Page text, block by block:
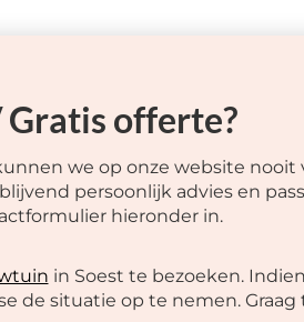
offerte?
we op onze website
persoonlijk advies en
hieronder in.
in Soest te bezoeken.
de situatie op te nemen. Graag